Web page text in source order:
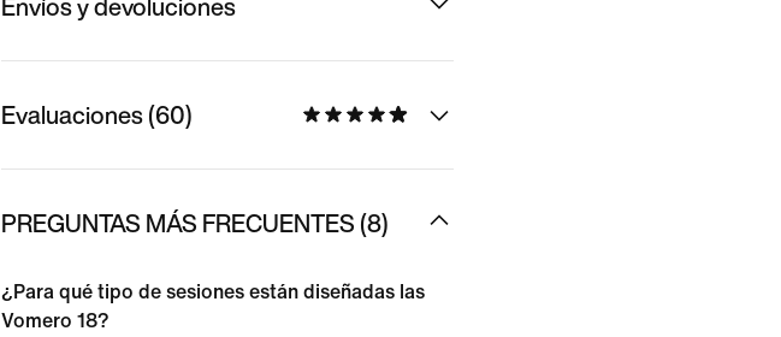
Evaluaciones (60)
PREGUNTAS MÁS FRECUENTES (8)
¿Para qué tipo de sesiones están diseñadas las
Vomero 18?